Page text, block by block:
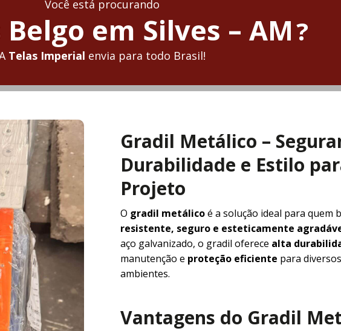
Você está procurando
em Silves – AM?
Telas Imperial envia para todo Brasil!
Gradil Metálico –
Durabilidade e Estilo
Projeto
O gradil metálicoé a solução ideal para quem
resistente, seguro e esteticamente
aço galvanizado, o gradil oferece alta
manutenção e proteção eficiente para
ambientes.
Vantagens do Gradil